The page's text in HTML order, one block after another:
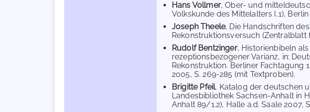
Hans Vollmer, Ober- und
Volkskunde des Mittelalters I,1), Berlin
Joseph Theele, Die Handschriften
Rekonstruktionsversuch (Zentralblatt
Rudolf Bentzinger, Historienbibeln
rezeptionsbezogener Varianz, in:
Rekonstruktion. Berliner Fachtagung
2005, S. 269-285 (mit Textproben).
Brigitte Pfeil, Katalog der deutschen
Landesbibliothek Sachsen-Anhalt in
Anhalt 89/1.2), Halle a.d. Saale 2007,